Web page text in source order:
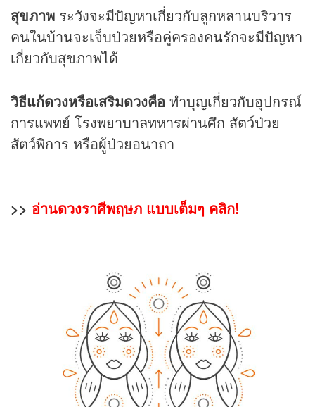
สุขภาพ ระวังจะมีปัญหาเกี่ยวกับลูกหลานบริวาร
คนในบ้านจะเจ็บป่วยหรือคู่ครองคนรักจะมีปัญหา
เกี่ยวกับสุขภาพได้
วิธีแก้ดวงหรือเสริมดวงคือ ทำบุญเกี่ยวกับอุปกรณ์
การแพทย์ โรงพยาบาลทหารผ่านศึก สัตว์ป่วย
สัตว์พิการ หรือผู้ป่วยอนาถา
>> อ่านดวงราศีพฤษภ แบบเต็มๆ คลิก!